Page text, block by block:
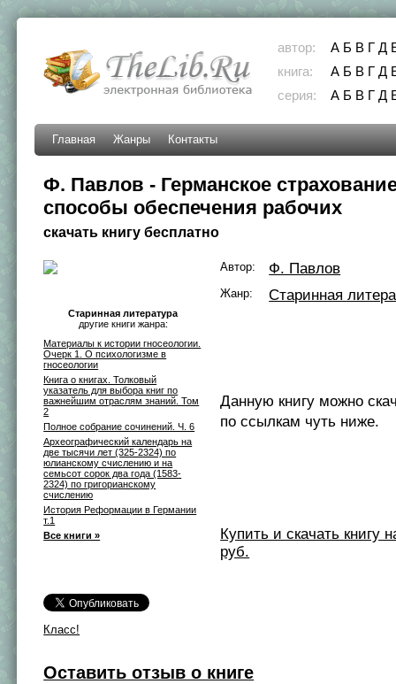
автор: А Б В Г Д
книга:
А Б В Г Д
серия:
А Б В Г Д
Главная Жанры Контакты
Ф. Павлов - Германское
способы обеспечения рабочих
скачать книгу бесплатно
Старинная литература
другие книги жанра:
Материалы к истории гносеологии.
Очерк 1. О психологизме в
гносеологии
Книга о книгах. Толковый
указатель для выбора книг по
важнейшим отраслям знаний. Том
2
Полное собрание сочинений. Ч. 6
Археографический календарь на
две тысячи лет (325-2324) по
юлианскому счислению и на
семьсот сорок два года (1583-
2324) по григорианскому
счислению
История Реформации в Германии
т.1
Все книги »
Класс!
Автор: Ф. Павлов
Жанр: Старинная
Данную книгу можно
по ссылкам чуть ниже.
Купить и скачать книгу
руб.
Оставить отзыв о книге